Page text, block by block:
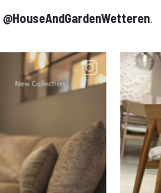
@HouseAndGardenWetteren.